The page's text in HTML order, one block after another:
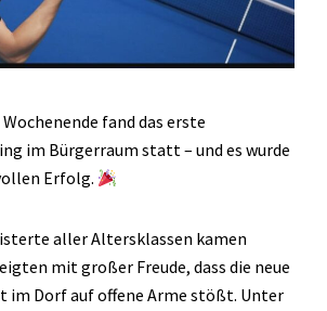
fand das erste
im Bürgerraum statt – und es wurde
Erfolg.
aller Altersklassen kamen
mit großer Freude, dass die neue
im Dorf auf offene Arme stößt. Unter